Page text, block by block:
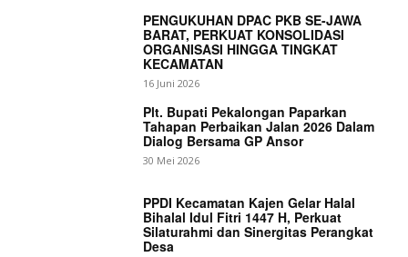
PENGUKUHAN DPAC PKB SE-JAWA
BARAT, PERKUAT KONSOLIDASI
ORGANISASI HINGGA TINGKAT
KECAMATAN
16 Juni 2026
Plt. Bupati Pekalongan Paparkan
Tahapan Perbaikan Jalan 2026 Dalam
Dialog Bersama GP Ansor
30 Mei 2026
PPDI Kecamatan Kajen Gelar Halal
Bihalal Idul Fitri 1447 H, Perkuat
Silaturahmi dan Sinergitas Perangkat
Desa